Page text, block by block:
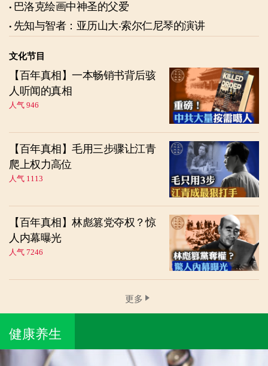
巴洛克绘画中神圣的父爱
先知与智者：亚历山大‧索尔仁尼琴的演讲
文化节目
【百年真相】一本畅销书背后骇
人听闻的真相
人气 946
【百年真相】毛用三步骤让江青
爬上权力高位
人气 1113
【百年真相】林彪篡党夺权？惊
人内幕曝光
人气 7246
更多
健康养生